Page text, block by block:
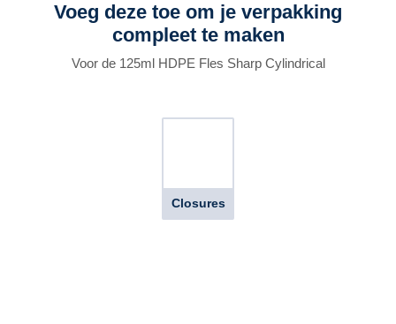
Voeg deze toe om je verpakking
compleet te maken
Voor de 125ml HDPE Fles Sharp Cylindrical
Closures